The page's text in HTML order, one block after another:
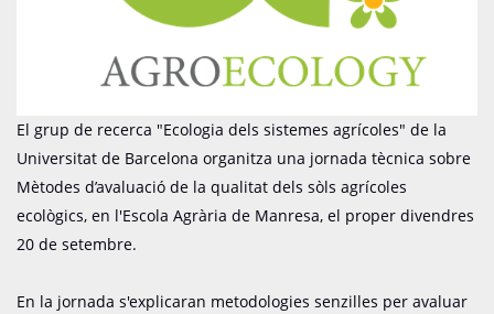
El grup de recerca "Ecologia dels sistemes agrícoles" de la
Universitat de Barcelona organitza una jornada tècnica sobre
Mètodes d’avaluació de la qualitat dels sòls agrícoles
ecològics, en l'Escola Agrària de Manresa, el proper divendres
20 de setembre.
En la jornada s'explicaran metodologies senzilles per avaluar